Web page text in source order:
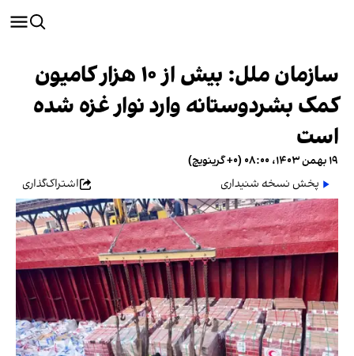
سازمان ملل: بیش از ۱۰ هزار کامیون
کمک بشردوستانه وارد نوار غزه شده
است
۱۹ بهمن ۱۴۰۳، ۰۸:۰۰ (‎+۰ گرینویچ)
پخش نسخه شنیداری
اشتراک‌گذاری